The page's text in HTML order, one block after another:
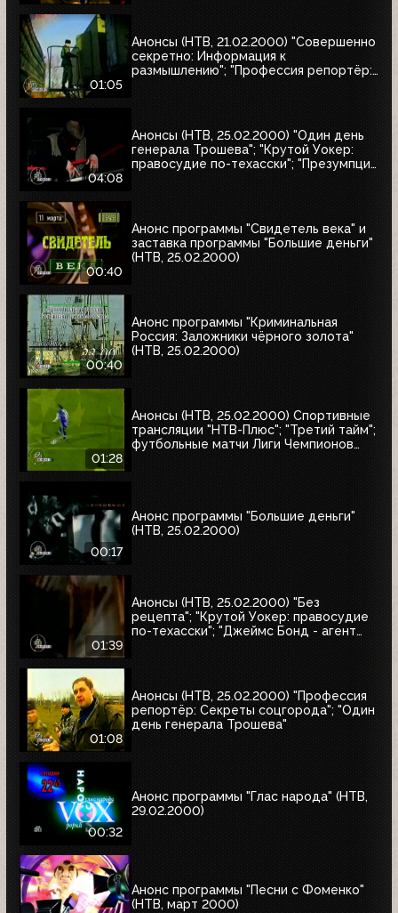
01:05
Анонсы (НТВ, 21.02.2000) "Совершенно
секретно: Информация к
размышлению"; "Профессия репортёр:
04:08
Анонсы (НТВ, 25.02.2000) "Один день
генерала Трошева"; "Крутой Уокер:
правосудие по-техасски"; "Презумпция
00:40
Анонс программы "Свидетель века" и
заставка программы "Большие деньги"
(НТВ, 25.02.2000)
00:40
Анонс программы "Криминальная
Россия: Заложники чёрного золота"
(НТВ, 25.02.2000)
01:28
Анонсы (НТВ, 25.02.2000) Спортивные
трансляции "НТВ-Плюс"; "Третий тайм";
футбольные матчи Лиги Чемпионов
00:17
Анонс программы "Большие деньги"
(НТВ, 25.02.2000)
01:39
Анонсы (НТВ, 25.02.2000) "Без
рецепта"; "Крутой Уокер: правосудие
по-техасски"; "Джеймс Бонд - агент
01:08
Анонсы (НТВ, 25.02.2000) "Профессия
репортёр: Секреты соцгорода"; "Один
день генерала Трошева"
00:32
Анонс программы "Глас народа" (НТВ,
29.02.2000)
Анонс программы "Песни с Фоменко"
(НТВ, март 2000)